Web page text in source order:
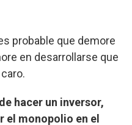
probable que demore
en desarrollarse que
hacer un inversor,
el monopolio en el